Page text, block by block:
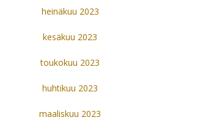
heinäkuu 2023
kesäkuu 2023
toukokuu 2023
huhtikuu 2023
maaliskuu 2023